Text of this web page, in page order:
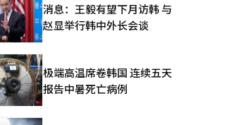
消息：王毅有望下月访韩 与
赵显举行韩中外长会谈
极端高温席卷韩国 连续五天
报告中暑死亡病例